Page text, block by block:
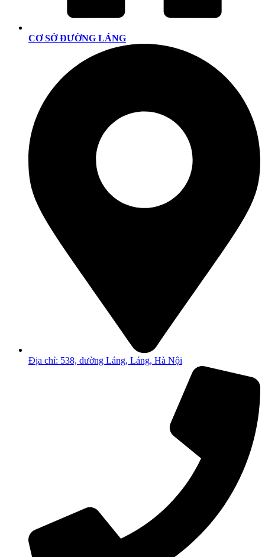
CƠ SỞ ĐƯỜNG LÁNG
Địa chỉ: 538, đường Láng, Láng, Hà Nội